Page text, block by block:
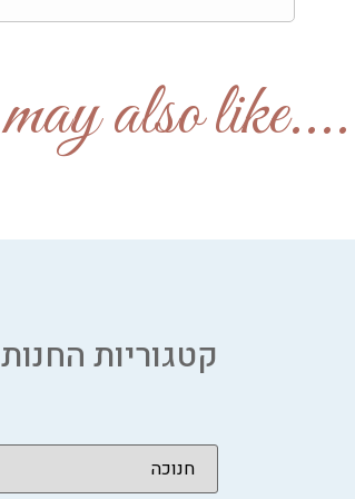
....you may also like
קטגוריות החנות